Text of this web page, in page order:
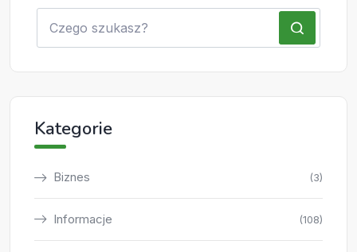
Kategorie
Biznes (3)
Informacje (108)